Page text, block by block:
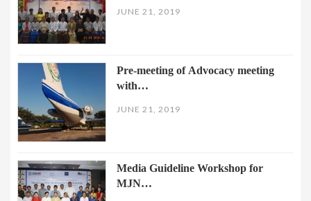
JUNE 21, 2019
Pre-meeting of Advocacy meeting
with…
JUNE 21, 2019
Media Guideline Workshop for
MJN…